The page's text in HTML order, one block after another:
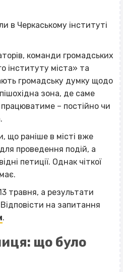
в Черкаському інституті
команди громадських
інституту міста» та
громадську думку щодо
зона, де саме
– постійно чи
що раніше в місті вже
проведення подій, а
петиції. Однак чіткої
травня, а результати
на запитання
.
що було